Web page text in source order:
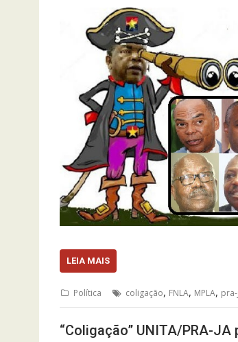
LEIA MAIS
Política coligação, FNLA, MPLA,
“Coligação” UNITA/PRA-